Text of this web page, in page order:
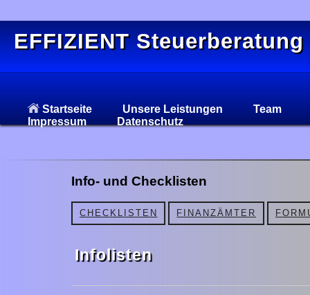
EFFIZIENT Steuerberatung
Startseite Unsere Leistungen
Team
Impressum
Datenschutz
Info- und Checklisten
CHECKLISTEN FINANZÄMTER
Infolisten